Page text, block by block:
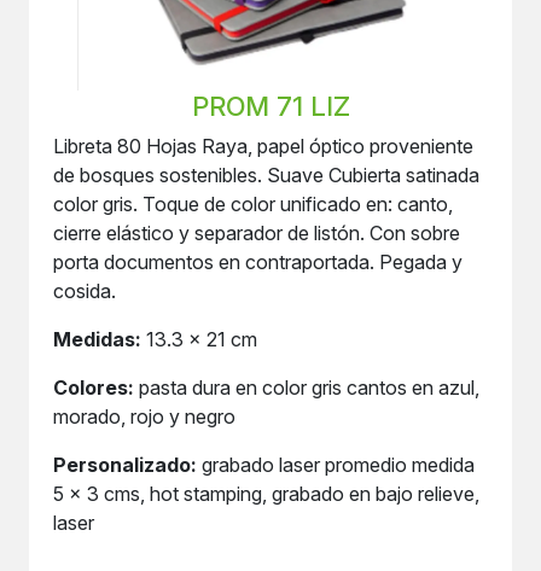
PROM 71 LIZ
Libreta 80 Hojas Raya, papel óptico proveniente
de bosques sostenibles. Suave Cubierta satinada
color gris. Toque de color unificado en: canto,
cierre elástico y separador de listón. Con sobre
porta documentos en contraportada. Pegada y
cosida.
Medidas: 13.3 x 21 cm
Colores: pasta dura en color gris cantos en azul,
morado, rojo y negro
Personalizado: grabado laser promedio medida
5 x 3 cms, hot stamping, grabado en bajo relieve,
laser